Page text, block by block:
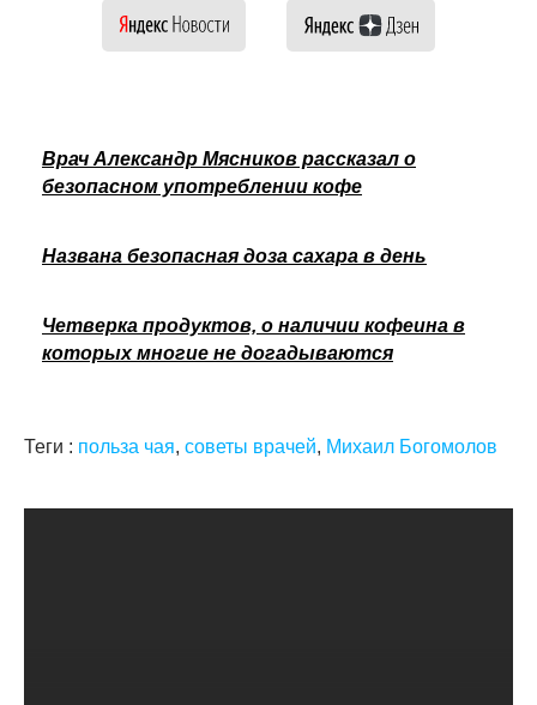
Врач Александр Мясников рассказал о
безопасном употреблении кофе
Названа безопасная доза сахара в день
Четверка продуктов, о наличии кофеина в
которых многие не догадываются
Теги : польза чая, советы врачей, Михаил Богомолов